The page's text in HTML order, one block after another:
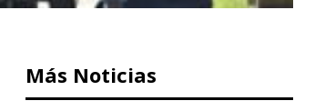
Más Noticias